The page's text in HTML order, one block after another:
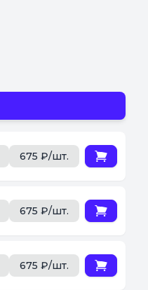
675 ₽/шт.
675 ₽/шт.
675 ₽/шт.